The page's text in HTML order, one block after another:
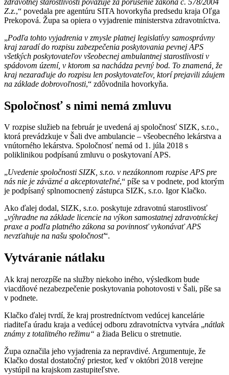
Z.z.,“ povedala pre agentúru SITA hovorkyňa predsedu kraja Oľga
Prekopová. Župa sa opiera o vyjadrenie ministerstva zdravotníctva.
„Podľa tohto vyjadrenia v zmysle platnej legislatívy samosprávny
kraj zaradí do rozpisu zabezpečenia poskytovania pevnej APS
všetkých poskytovateľov všeobecnej ambulantnej starostlivosti v
spádovom území, v ktorom sa nachádza pevný bod. To znamená, že
kraj nezaraďuje do rozpisu len poskytovateľov, ktorí prejavili záujem
na základe dobrovoľnosti,“ zdôvodnila hovorkyňa.
Spoločnosť s nimi nemá zmluvu
V rozpise služieb na február je uvedená aj spoločnosť SIZK, s.r.o.,
ktorá prevádzkuje v Šali dve ambulancie – všeobecného lekárstva a
vnútorného lekárstva. Spoločnosť nemá od 1. júla 2018 s
poliklinikou podpísanú zmluvu o poskytovaní APS.
„Uvedenie spoločnosti SIZK, s.r.o. v nezákonnom rozpise APS pre
nás nie je záväzné a akceptovateľné,“ píše sa v podnete, pod ktorým
je podpísaný splnomocnený zástupca SIZK, s.r.o. Igor Klačko.
Ako ďalej dodal, SIZK, s.r.o. poskytuje zdravotnú starostlivosť
„výhradne na základe licencie na výkon samostatnej zdravotníckej
praxe a podľa platného zákona sa povinnosť vykonávať APS
nevzťahuje na našu spoločnosť“.
Vytváranie nátlaku
Ak kraj nerozpíše na služby niekoho iného, výsledkom bude
viacdňové nezabezpečenie poskytovania pohotovosti v Šali, píše sa
v podnete.
Klačko ďalej tvrdí, že kraj prostredníctvom vedúcej kancelárie
riaditeľa úradu kraja a vedúcej odboru zdravotníctva vytvára „nátlak
známy z totalitného režimu“ a žiada Belicu o stretnutie.
Župa označila jeho vyjadrenia za nepravdivé. Argumentuje, že
Klačko dostal dostatočný priestor, keď v októbri 2018 verejne
vystúpil na krajskom zastupiteľstve.